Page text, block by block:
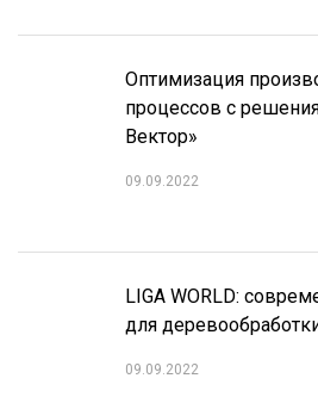
Оптимизация
процессов с
Вектор»
09.09.2022
LIGA WORLD:
для
09.09.2022